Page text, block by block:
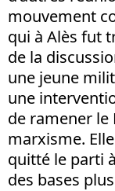
mouvement
qui à Alès fut
de la
une jeune
une
de ramener le
marxisme.
quitté le parti
des bases